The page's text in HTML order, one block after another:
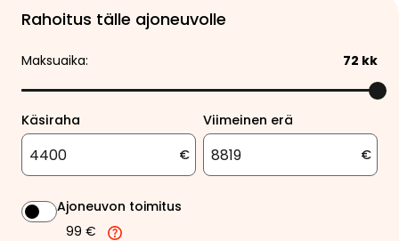
Rahoitus tälle ajoneuvolle
Maksuaika: 72 kk
Käsiraha
€
Viimeinen erä
€
Ajoneuvon toimitus
99 €